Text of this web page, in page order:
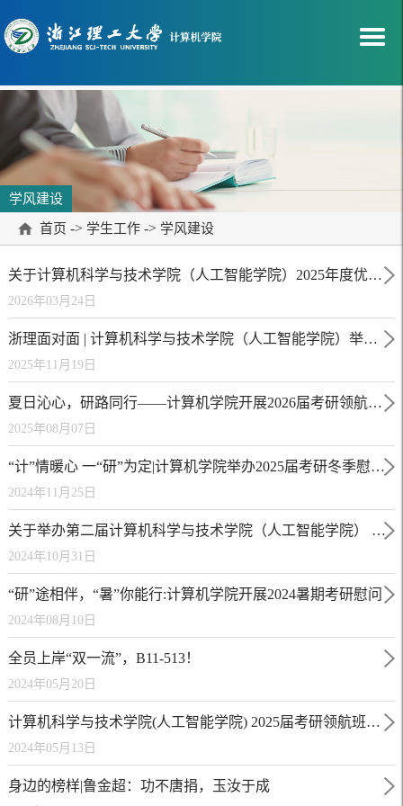
学风建设
首页 -> 学生工作 -> 学风建设
关于计算机科学与技术学院（人工智能学院）2025年度优良学风班级拟推荐名单的公示
2026年03月24日
浙理面对面 | 计算机科学与技术学院（人工智能学院）举行25级本科生师生互动交流活动
2025年11月19日
夏日沁心，研路同行——计算机学院开展2026届考研领航班暑期慰问活动
2025年08月07日
“计”情暖心 一“研”为定|计算机学院举办2025届考研冬季慰问活动
2024年11月25日
关于举办第二届计算机科学与技术学院（人工智能学院） 大学生职业规划大赛的通知
2024年10月31日
“研”途相伴，“暑”你能行:计算机学院开展2024暑期考研慰问
2024年08月10日
全员上岸“双一流”，B11-513！
2024年05月20日
计算机科学与技术学院(人工智能学院) 2025届考研领航班开班仪式顺利举行
2024年05月13日
身边的榜样|鲁金超：功不唐捐，玉汝于成